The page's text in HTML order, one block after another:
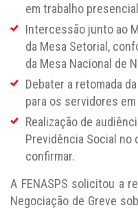
em trabalho
Intercessão junto ao
da Mesa Setorial,
da Mesa Nacional de
Debater a retomada
para os servidores
Realização de
Previdência Social no
confirmar.
A FENASPS solicitou a
Negociação de Greve